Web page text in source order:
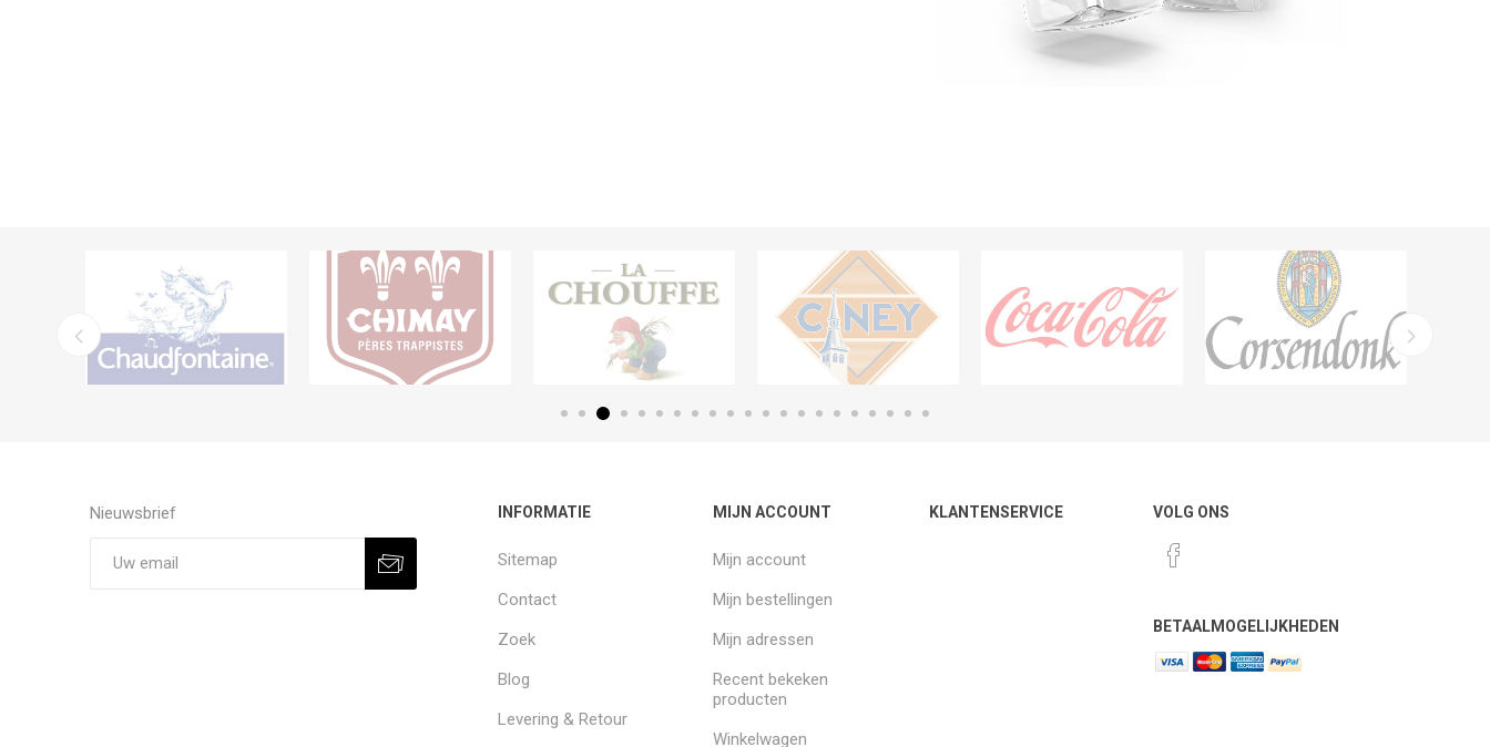
Nieuwsbrief INFORMATIE
Sitemap
Contact
Zoek
Blog
Levering & Retour
MIJN ACCOUNT
Mijn account
Mijn bestellingen
Mijn adressen
Recent bekeken
producten
Winkelwagen
KLANTENSERVICE VOLG ONS
BETAALMOGELIJKHEDEN